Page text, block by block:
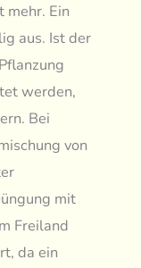
mehr. Ein
aus. Ist der
werden,
Bei
von
mit
Freiland
da ein